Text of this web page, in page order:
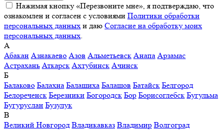
Нажимая кнопку «Перезвоните мне», я подтверждаю, что
ознакомлен и согласен с условиями Политики обработки
персональных данных и даю Согласие на обработку моих
персональных данных.
А
Абакан Азнакаево Азов Альметьевск Анапа Арзамас
Астрахань Аткарск Ахтубинск Ачинск
Б
Балаково Балахна Балашиха Балашов Батайск Белгород
Белореченск Березники Богородск Бор Борисоглебск Бугульма
Бугуруслан Бузулук
В
Великий Новгород Владикавказ Владимир Волгоград